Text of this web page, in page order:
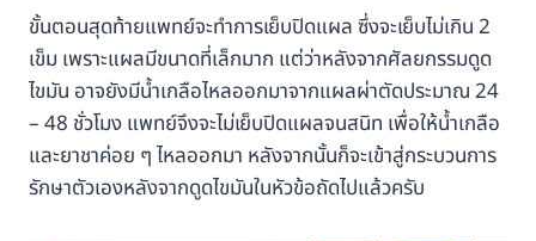
ขั้นตอนสุดท้ายแพทย์จะทำการเย็บปิดแผล ซึ่งจะเย็บไม่เกิน 2
เข็ม เพราะแผลมีขนาดที่เล็กมาก แต่ว่าหลังจากศัลยกรรมดูด
ไขมัน อาจยังมีน้ำเกลือไหลออกมาจากแผลผ่าตัดประมาณ 24
– 48 ชั่วโมง แพทย์จึงจะไม่เย็บปิดแผลจนสนิท เพื่อให้น้ำเกลือ
และยาชาค่อย ๆ ไหลออกมา หลังจากนั้นก็จะเข้าสู่กระบวนการ
รักษาตัวเองหลังจากดูดไขมันในหัวข้อถัดไปแล้วครับ